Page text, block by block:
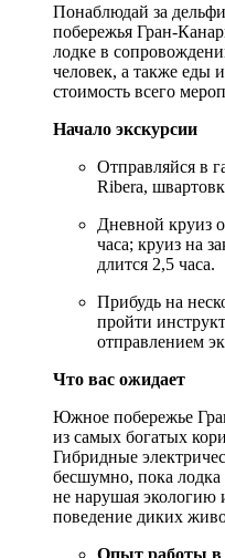
Понаблюдай за
побережья Гран-
лодке в
человек, а также еды
стоимость всего
Начало экскурсии
Отправляйся в
Ribera,
Дневной круиз
часа; круиз на
длится 2,5 часа.
Прибудь на
пройти
отправлением
Что вас ожидает
Южное побережье
из самых богатых
Гибридные
бесшумно, пока лодка
не нарушая экологию
поведение диких
Опыт работы в